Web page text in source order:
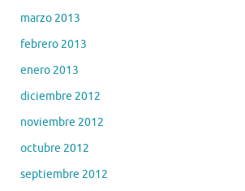
marzo 2013
febrero 2013
enero 2013
diciembre 2012
noviembre 2012
octubre 2012
septiembre 2012